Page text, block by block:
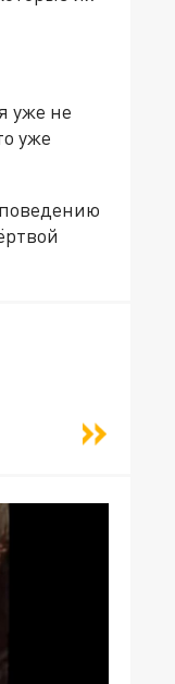
уже не
уже